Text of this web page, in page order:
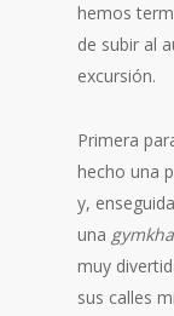
hemos
de subir al
excursión.
Primera
hecho una
y,
una
muy
sus calles